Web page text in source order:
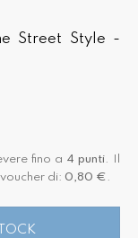
Street Style -
fino a 4 punti. Il
di: 0,80 € .